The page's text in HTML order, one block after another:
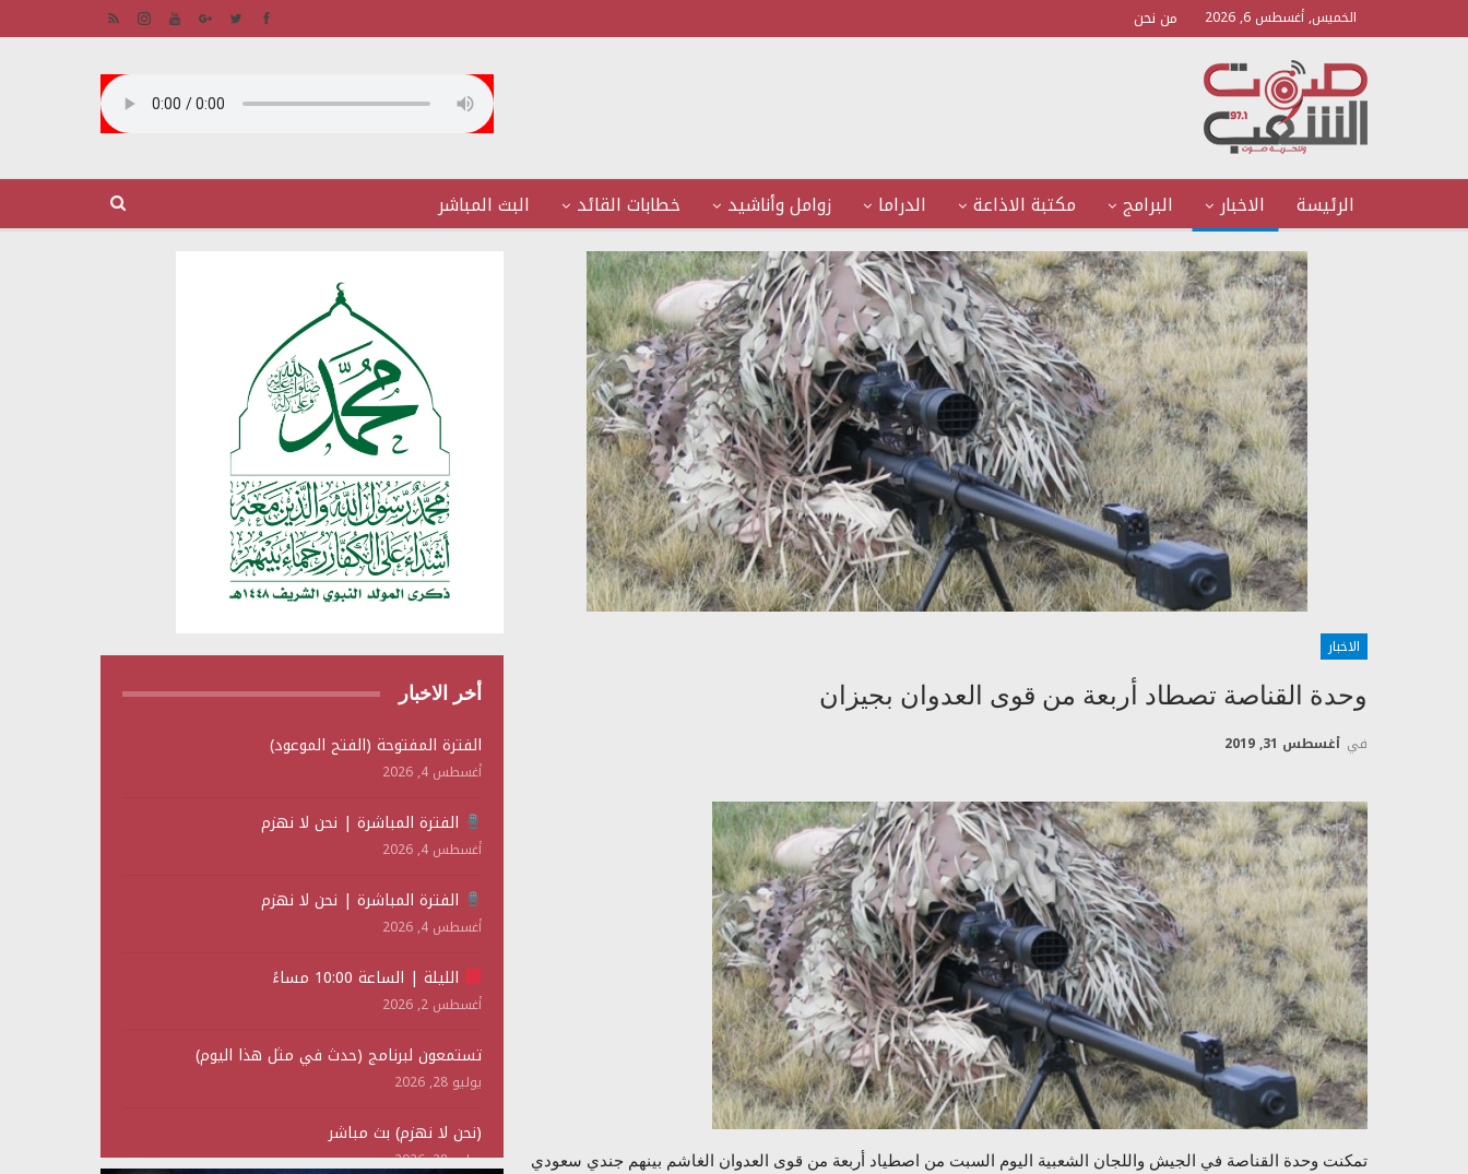
الخميس, أغسطس 6, 2026 من نحن
الرئيسة الاخبار البرامج مكتبة الاذاعة الدراما زوامل وأناشيد خطابات القائد البث المباشر
الاخبار
وحدة القناصة تصطاد أربعة من قوى العدوان بجيزان
في أغسطس 31, 2019
تمكنت وحدة القناصة في الجيش واللجان الشعبية اليوم السبت من اصطياد أربعة من قوى العدوان الغاشم بينهم جندي سعودي
أخر الاخبار
الفترة المفتوحة (الفتح الموعود)
أغسطس 4, 2026
الفترة المباشرة | نحن لا نهزم
أغسطس 4, 2026
الفترة المباشرة | نحن لا نهزم
أغسطس 4, 2026
الليلة | الساعة 10:00 مساءً
أغسطس 2, 2026
تستمعون لبرنامج (حدث في مثل هذا اليوم)
يوليو 28, 2026
(نحن لا نهزم) بث مباشر
يوليو 28, 2026